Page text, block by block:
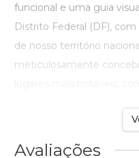
funcional e uma guia
Distrito Federal (DF),
de nosso território
meticulosamente
Avaliações